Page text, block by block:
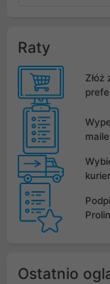
Raty
Ostatnio